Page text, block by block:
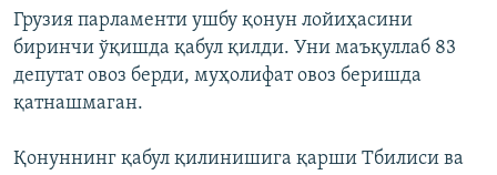
Грузия парламенти ушбу қонун лойиҳасини
биринчи ўқишда қабул қилди. Уни маъқуллаб 83
депутат овоз берди, муҳолифат овоз беришда
қатнашмаган.
Қонуннинг қабул қилинишига қарши Тбилиси ва